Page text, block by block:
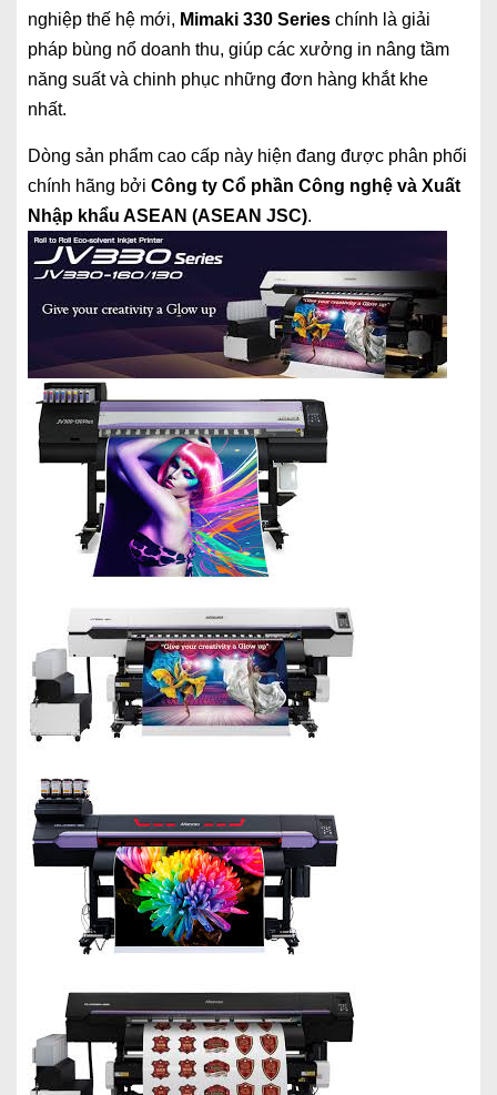
nghiệp thế hệ mới, Mimaki 330 Series chính là giải
pháp bùng nổ doanh thu, giúp các xưởng in nâng tầm
năng suất và chinh phục những đơn hàng khắt khe
nhất.
Dòng sản phẩm cao cấp này hiện đang được phân phối
chính hãng bởi Công ty Cổ phần Công nghệ và Xuất
Nhập khẩu ASEAN (ASEAN JSC).